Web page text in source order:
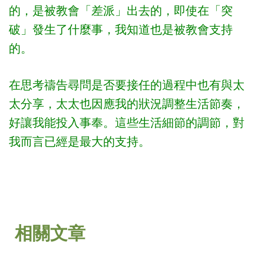
的，是被教會「差派」出去的，即使在「突
破」發生了什麼事，我知道也是被教會支持
的。
在思考禱告尋問是否要接任的過程中也有與太
太分享，太太也因應我的狀況調整生活節奏，
好讓我能投入事奉。這些生活細節的調節，對
我而言已經是最大的支持。
相關文章